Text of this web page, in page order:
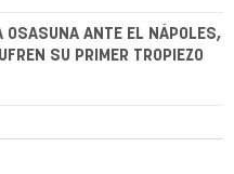
OSASUNA ANTE EL NÁPOLES,
SU PRIMER TROPIEZO